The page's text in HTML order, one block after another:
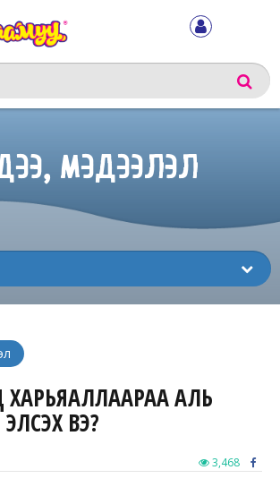
МЭДЭЭЛЭЛ
ХАРЬЯАЛЛААРАА АЛЬ
ВЭ?
3,468